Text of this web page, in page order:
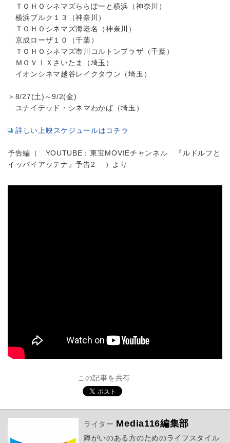
ＴＯＨＯシネマズららぽーと横浜（神奈川）
横浜ブルク１３（神奈川）
ＴＯＨＯシネマズ海老名（神奈川）
京成ローザ１０（千葉）
ＴＯＨＯシネマズ市川コルトンプラザ（千葉）
ＭＯＶＩＸさいたま（埼玉）
イオンシネマ越谷レイクタウン（埼玉）
＞8/27(土)～9/2(金)
ユナイテッド・シネマわかば（埼玉）
詳しい上映スケジュールはコチラ
予告編（ YOUTUBE：東宝MOVIEチャンネル 『ルドルフと
イッパイアッテナ』予告2 ）より
この記事を共有
ライター Media116編集部
障がいのある方のためのライフスタイル